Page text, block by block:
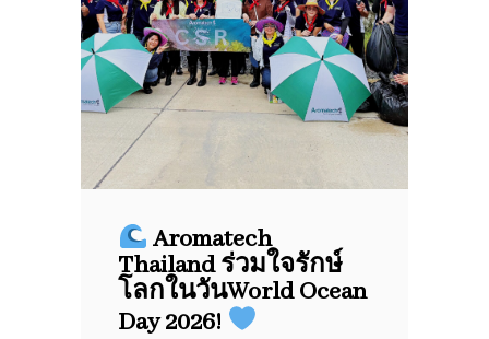
Aromatech
Thailand ร่วมใจรักษ์
โลกในวันWorld Ocean
Day 2026!